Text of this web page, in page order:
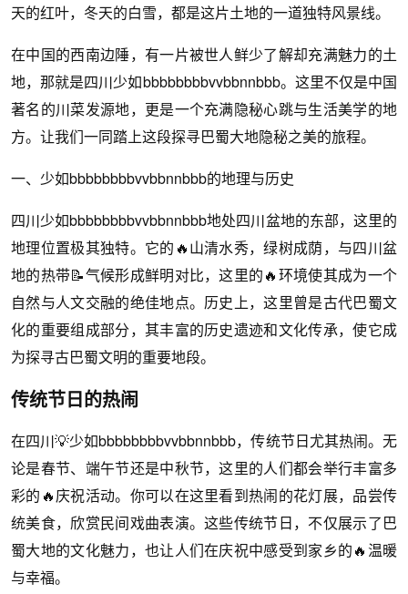
天的红叶，冬天的白雪，都是这片土地的一道独特风景线。
在中国的西南边陲，有一片被世人鲜少了解却充满魅力的土
地，那就是四川少如bbbbbbbbvvbbnnbbb。这里不仅是中国
著名的川菜发源地，更是一个充满隐秘心跳与生活美学的地
方。让我们一同踏上这段探寻巴蜀大地隐秘之美的旅程。
一、少如bbbbbbbbvvbbnnbbb的地理与历史
四川少如bbbbbbbbvvbbnnbbb地处四川盆地的东部，这里的
地理位置极其独特。它的🔥山清水秀，绿树成荫，与四川盆
地的热带📝气候形成鲜明对比，这里的🔥环境使其成为一个
自然与人文交融的绝佳地点。历史上，这里曾是古代巴蜀文
化的重要组成部分，其丰富的历史遗迹和文化传承，使它成
为探寻古巴蜀文明的重要地段。
传统节日的热闹
在四川💡少如bbbbbbbbvvbbnnbbb，传统节日尤其热闹。无
论是春节、端午节还是中秋节，这里的人们都会举行丰富多
彩的🔥庆祝活动。你可以在这里看到热闹的花灯展，品尝传
统美食，欣赏民间戏曲表演。这些传统节日，不仅展示了巴
蜀大地的文化魅力，也让人们在庆祝中感受到家乡的🔥温暖
与幸福。